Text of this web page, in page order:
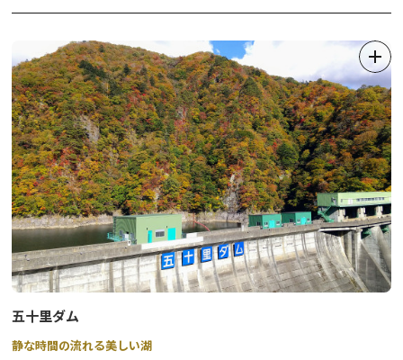
この言葉を受けて善一郎は民宿創業を決意し、四軒町（現在の本
町）の自宅を改造して、1873年（明治6年）に「金谷カテッジイ
ン」を開業しました。
これが金谷ホテルの始まりです。
金谷ホテル設立までの20年間、純日本風の建物の中で英国人旅行
家イザベラ・バードなど著名人を含む多くの外国人客をもてなしま
した。
江戸時代には武家屋敷であったことから通称「金谷侍屋敷」と呼ば
れた建物は、宿泊施設としての役割を終えてからも120年以上同じ
場所に大切に保存されてきました。
2014年4月に国の登録有形文化財になり、補強・修復工事の後、
「資料展示室」を伴う「金谷ホテル歴史館」として、2015年3月一
般公開がスタートしました。
日本で最も古い西洋式リゾートホテル発祥の地としての文化遺産的
五十里ダム
静な時間の流れる美しい湖